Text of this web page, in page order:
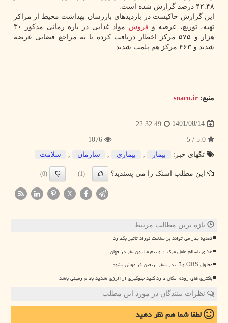
۴۲.۴۸ درصد گزارش شده است.
این گزارش حاکیست در بازدیدهای بازرسان بهداشت محیط از مراکز
تهیه، توزیع، عرضه و فروش
مواد غذایی در بازه زمانی مذکور ۳۰
هزار و ۵۷۵ مرکز اخطار دریافت کرده یا به مراجع قضایی عرضه
شدند و ۴۶۳ مرکز هم پلمب شدند.
منبع: snacu.ir
1401/08/14
22:32:49
تگهای خبر:
بیمار , بیماری , سازمان , سلامت
این مطلب اسنک را می پسندید؟ (1)
(0)
X
تازه ترین مطالب مرتبط
تغذیه پدر می تواند بر سلامت نوزاد تأثیر بگذارد
غذای ناسالم عامل مرگ ۱ و نیم میلیون نفر در جهان
محلول ORS و آب در سفر اربعین فراموش نشود
باکتری های روده امکان دارد کلید جلوگیری از آلرژی شدید بادام زمینی باشد
نظرات بینندگان در مورد این مطلب
لطفا شما همنظر دهید